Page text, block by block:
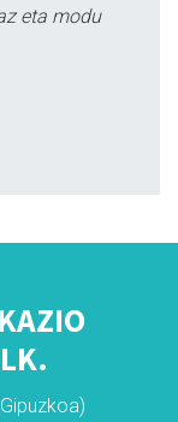
eta modu